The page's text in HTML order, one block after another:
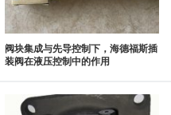
阀块集成与先导控制下，海德福斯插
装阀在液压控制中的作用